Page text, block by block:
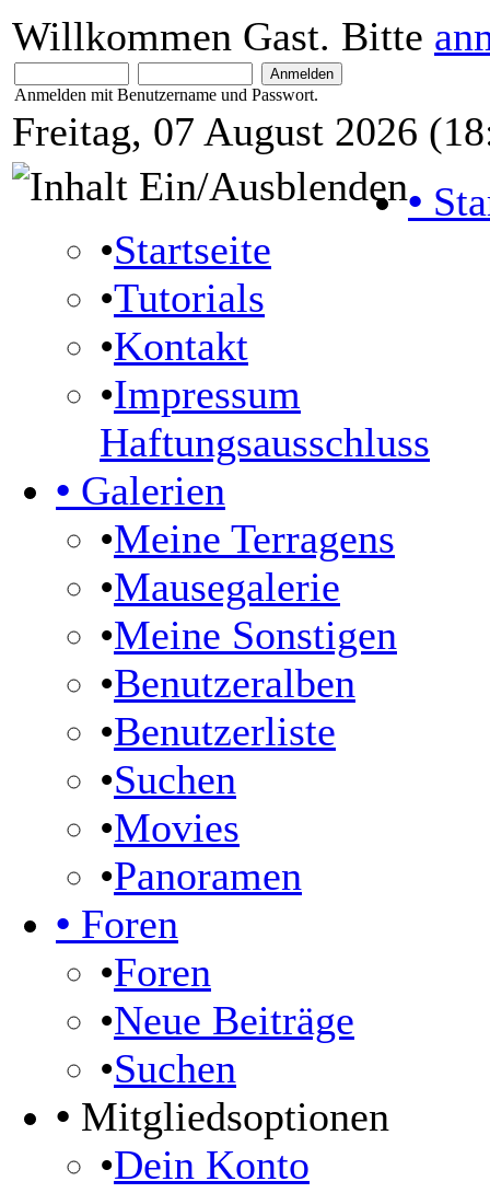
Willkommen Gast. Bitte
Anmelden mit Benutzername und Passwort.
Freitag, 07 August 2026
•
•Startseite
•Tutorials
•Kontakt
•Impressum
Haftungsausschluss
• Galerien
•Meine Terragens
•Mausegalerie
•Meine Sonstigen
•Benutzeralben
•Benutzerliste
•Suchen
•Movies
•Panoramen
• Foren
•Foren
•Neue Beiträge
•Suchen
• Mitgliedsoptionen
•Dein Konto